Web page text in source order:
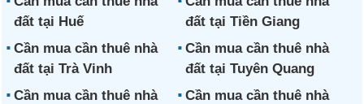
đất tại Huế
đất tại Tiền Giang
Cần mua cần thuê nhà
đất tại Trà Vinh
Cần mua cần thuê nhà
đất tại Tuyên Quang
Cần mua cần thuê nhà
Cần mua cần thuê nhà